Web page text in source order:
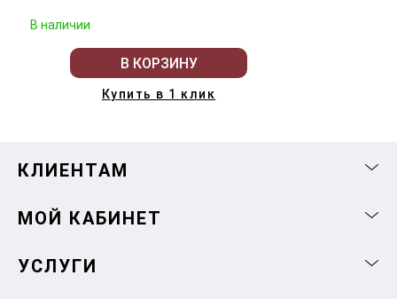
В наличии
В КОРЗИНУ
Купить в 1 клик
КЛИЕНТАМ
МОЙ КАБИНЕТ
УСЛУГИ